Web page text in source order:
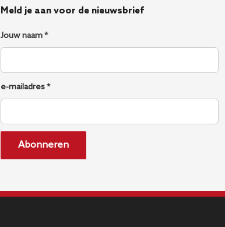
Meld je aan voor de nieuwsbrief
Jouw naam *
e-mailadres *
Abonneren